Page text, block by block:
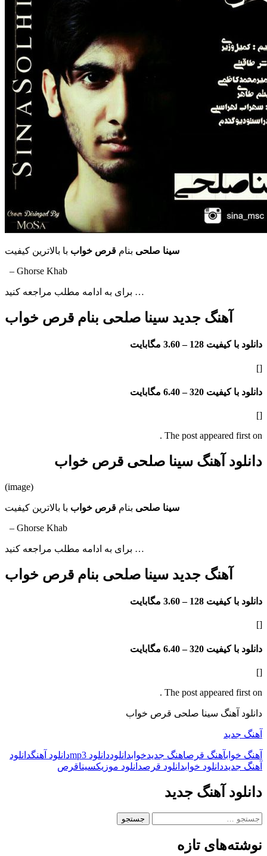
سینا صلحی بنام قرص خواب با بالاترین کیفیت
– Ghorse Khab
برای به ادامه مطلب مراجعه کنید …
آهنگ جدید سینا صلحی بنام قرص خواب
دانلود با کیفیت 128 – 3.60 مگابایت
[]
دانلود با کیفیت 320 – 6.40 مگابایت
[]
The post appeared first on .
دانلود آهنگ سینا صلحی قرص خواب
(image)
سینا صلحی بنام قرص خواب با بالاترین کیفیت
– Ghorse Khab
برای به ادامه مطلب مراجعه کنید …
آهنگ جدید سینا صلحی بنام قرص خواب
دانلود با کیفیت 128 – 3.60 مگابایت
[]
دانلود با کیفیت 320 – 6.40 مگابایت
[]
The post appeared first on .
دانلود آهنگ سینا صلحی قرص خواب
آهنگ جدید
آهنگ خوابآهنگ قرصاهنگ جدیدخوابدانلوددانلود mp3 دانلود آهنگدانلود
آهنگ جدیددانلود خوابدانلود قرصدانلود موزیکسیناقرص
دانلود آهنگ جدید
جستجو
نوشته‌های تازه